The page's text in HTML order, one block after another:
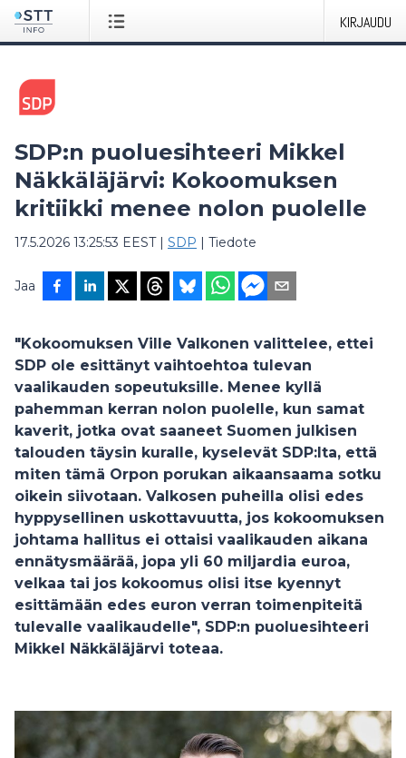
KIRJAUDU
SDP:n puoluesihteeri Mikkel
Näkkäläjärvi: Kokoomuksen
kritiikki menee nolon puolelle
17.5.2026 13:25:53 EEST| SDP | Tiedote
Jaa
"Kokoomuksen Ville Valkonen valittelee, ettei
SDP ole esittänyt vaihtoehtoa tulevan
vaalikauden sopeutuksille. Menee kyllä
pahemman kerran nolon puolelle, kun samat
kaverit, jotka ovat saaneet Suomen julkisen
talouden täysin kuralle, kyselevät SDP:lta, että
miten tämä Orpon porukan aikaansaama sotku
oikein siivotaan. Valkosen puheilla olisi edes
hyppysellinen uskottavuutta, jos kokoomuksen
johtama hallitus ei ottaisi vaalikauden aikana
ennätysmäärää, jopa yli 60 miljardia euroa,
velkaa tai jos kokoomus olisi itse kyennyt
esittämään edes euron verran toimenpiteitä
tulevalle vaalikaudelle", SDP:n puoluesihteeri
Mikkel Näkkäläjärvi toteaa.